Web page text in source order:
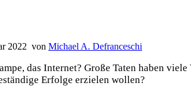
2022 von Michael A. Defranceschi
das Internet? Große Taten haben
Erfolge erzielen wollen?